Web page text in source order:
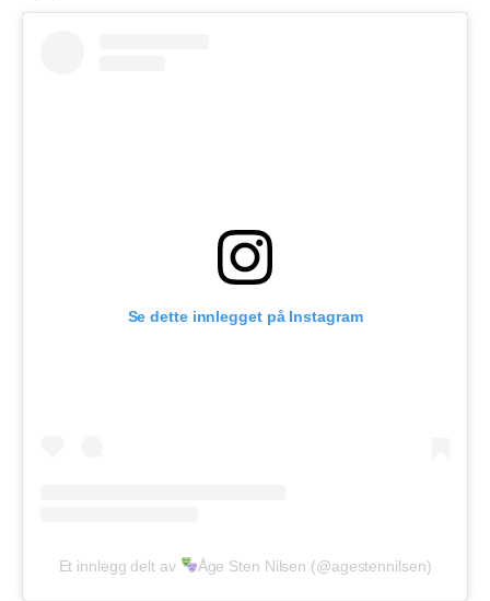
Se dette innlegget på Instagram
Et innlegg delt av Åge Sten Nilsen (@agestennilsen)